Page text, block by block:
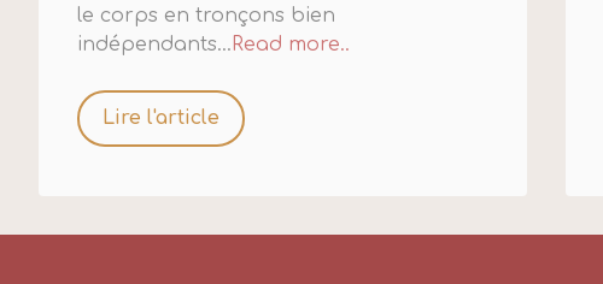
le corps en tronçons bien
indépendants... Read more..
Lire l'article